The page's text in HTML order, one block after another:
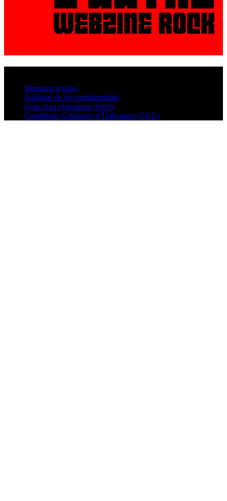
Mentions légales
Politique de de confidentialité
Foire Aux Questions (FAQ)
Conditions Générales d’Utilisation (CGU)